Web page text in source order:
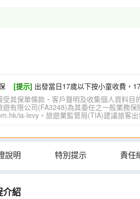
[提示] 出發當日17歲以下按小童收費，
其保單條款、客戶聲明及收集個人資料
有限公司(FA3248)為其委任之一般業務
ia-levy。旅遊業監管局(TIA)建議旅客出
說明 特別提示 責任
介紹